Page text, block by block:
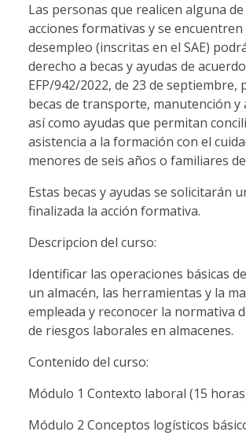
Las personas que realicen alguna
acciones formativas y se encuentren
desempleo (inscritas en el SAE)
derecho a becas y ayudas de
EFP/942/2022, de 23 de septiembre,
becas de transporte, manutención y
así como ayudas que permitan
asistencia a la formación con el
menores de seis años o familiares
Estas becas y ayudas se solicitarán
finalizada la acción formativa.
Descripcion del curso:
Identificar las operaciones básicas
un almacén, las herramientas y la
empleada y reconocer la normativa
de riesgos laborales en almacenes.
Contenido del curso:
Módulo 1 Contexto laboral (15
Módulo 2 Conceptos logísticos